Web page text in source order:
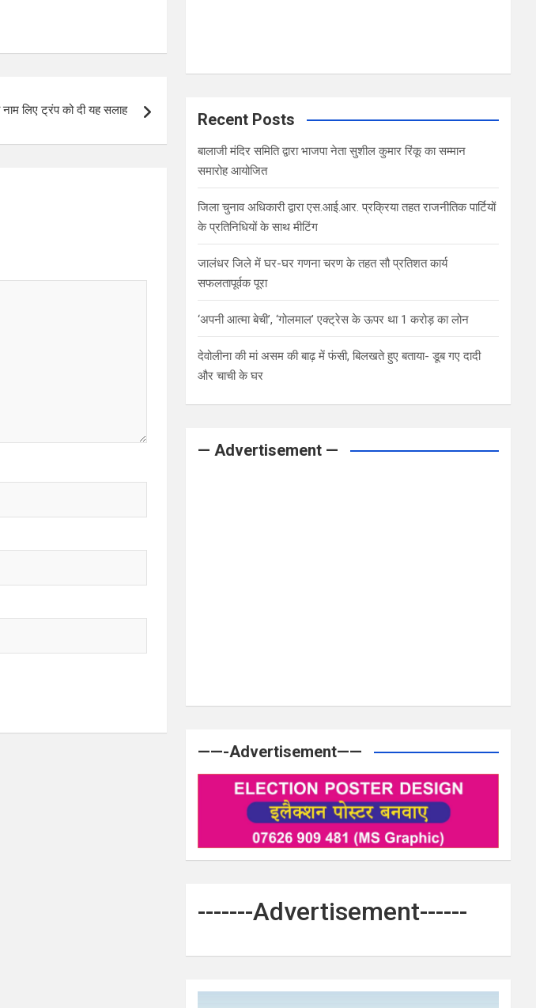
नाम लिए ट्रंप को दी यह सलाह Recent Posts
बालाजी मंदिर समिति द्वारा भाजपा नेता सुशील कुमार रिंकू का सम्मान
समारोह आयोजित
जिला चुनाव अधिकारी द्वारा एस.आई.आर. प्रक्रिया तहत राजनीतिक पार्टियों
के प्रतिनिधियों के साथ मीटिंग
जालंधर जिले में घर-घर गणना चरण के तहत सौ प्रतिशत कार्य
सफलतापूर्वक पूरा
‘अपनी आत्मा बेची’, ‘गोलमाल’ एक्ट्रेस के ऊपर था 1 करोड़ का लोन
देवोलीना की मां असम की बाढ़ में फंसी, बिलखते हुए बताया- डूब गए दादी
और चाची के घर
— Advertisement —
——-Advertisement——
-------Advertisement------